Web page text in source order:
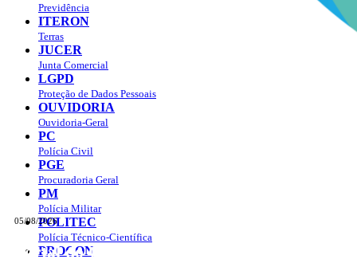
05/08/2026
Portal do Governo do
Previdência
ITERON
Terras
JUCER
Junta Comercial
LGPD
Proteção de Dados Pessoais
OUVIDORIA
Ouvidoria-Geral
PC
Polícia Civil
PGE
Procuradoria Geral
PM
Polícia Militar
POLITEC
Polícia Técnico-Científica
PROCON